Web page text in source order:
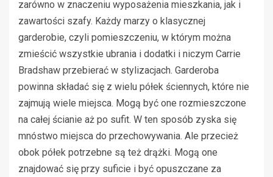
zarówno w znaczeniu wyposażenia mieszkania, jak i
zawartości szafy. Każdy marzy o klasycznej
garderobie, czyli pomieszczeniu, w którym można
zmieścić wszystkie ubrania i dodatki i niczym Carrie
Bradshaw przebierać w stylizacjach. Garderoba
powinna składać się z wielu półek ściennych, które nie
zajmują wiele miejsca. Mogą być one rozmieszczone
na całej ścianie aż po sufit. W ten sposób zyska się
mnóstwo miejsca do przechowywania. Ale przecież
obok półek potrzebne są też drążki. Mogą one
znajdować się przy suficie i być opuszczane za